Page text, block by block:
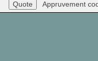
Appruvement